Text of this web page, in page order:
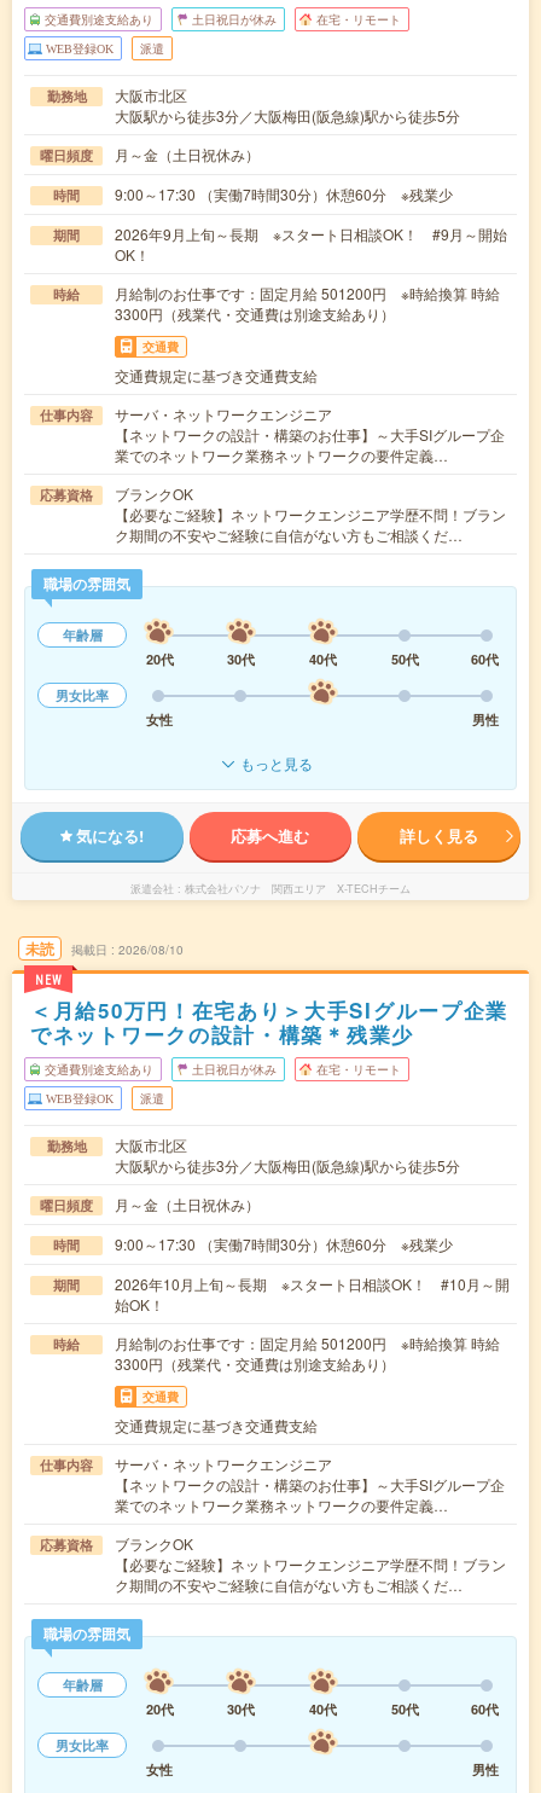
交通費別途支給あり 土日祝日が休み 在宅・リモート
WEB登録OK 派遣
勤務地
大阪市北区
大阪駅から徒歩3分／大阪梅田(阪急線)駅から徒歩5分
曜日頻度 月～金（土日祝休み）
時間 9:00～17:30 （実働7時間30分）休憩60分 ※残業少
期間
2026年9月上旬～長期 ※スタート日相談OK！ #9月～開始
OK！
時給
月給制のお仕事です：固定月給 501200円 ※時給換算 時給
3300円（残業代・交通費は別途支給あり）
交通費
交通費規定に基づき交通費支給
仕事内容
サーバ・ネットワークエンジニア
【ネットワークの設計・構築のお仕事】～大手SIグループ企
業でのネットワーク業務ネットワークの要件定義…
応募資格
ブランクOK
【必要なご経験】ネットワークエンジニア学歴不問！ブラン
ク期間の不安やご経験に自信がない方もご相談くだ…
職場の雰囲気
年齢層
20代
30代 40代 50代
60代
男女比率
女性
男性
もっと見る
気になる! 応募へ進む 詳しく見る
派遣会社 株式会社パソナ 関西エリア X-TECHチーム
未読
NEW
掲載日 2026/08/10
＜月給50万円！在宅あり＞大手SIグループ企業
でネットワークの設計・構築＊残業少
交通費別途支給あり 土日祝日が休み 在宅・リモート
WEB登録OK 派遣
勤務地
大阪市北区
大阪駅から徒歩3分／大阪梅田(阪急線)駅から徒歩5分
曜日頻度 月～金（土日祝休み）
時間 9:00～17:30 （実働7時間30分）休憩60分 ※残業少
期間
2026年10月上旬～長期 ※スタート日相談OK！ #10月～開
始OK！
時給
月給制のお仕事です：固定月給 501200円 ※時給換算 時給
3300円（残業代・交通費は別途支給あり）
交通費
交通費規定に基づき交通費支給
仕事内容
サーバ・ネットワークエンジニア
【ネットワークの設計・構築のお仕事】～大手SIグループ企
業でのネットワーク業務ネットワークの要件定義…
応募資格
ブランクOK
【必要なご経験】ネットワークエンジニア学歴不問！ブラン
ク期間の不安やご経験に自信がない方もご相談くだ…
職場の雰囲気
年齢層
20代
30代 40代 50代
60代
男女比率
女性
男性